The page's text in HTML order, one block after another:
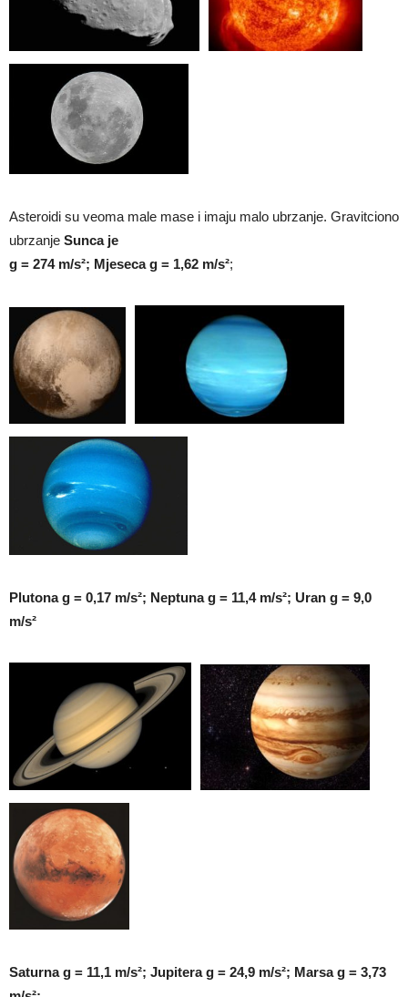
Asteroidi su veoma male mase i imaju malo ubrzanje. Gravitciono
ubrzanje Sunca je
g = 274 m/s²; Mjeseca g = 1,62 m/s²;
Plutona g = 0,17 m/s²; Neptuna g = 11,4 m/s²; Uran g = 9,0
m/s²
Saturna g = 11,1 m/s²; Jupitera g = 24,9 m/s²; Marsa g = 3,73